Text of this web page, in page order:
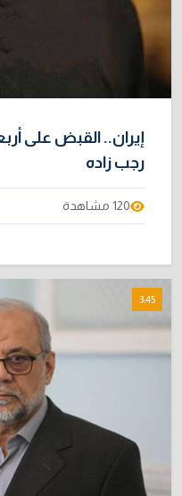
إيران.. القبض على
رجب زاده
120 مشاهدة
3:45